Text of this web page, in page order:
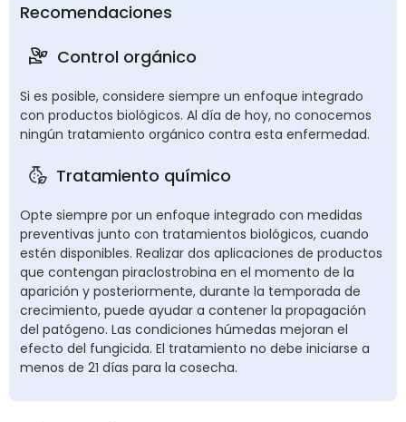
Recomendaciones
Control orgánico
Si es posible, considere siempre un enfoque integrado
con productos biológicos. Al día de hoy, no conocemos
ningún tratamiento orgánico contra esta enfermedad.
Tratamiento químico
Opte siempre por un enfoque integrado con medidas
preventivas junto con tratamientos biológicos, cuando
estén disponibles. Realizar dos aplicaciones de productos
que contengan piraclostrobina en el momento de la
aparición y posteriormente, durante la temporada de
crecimiento, puede ayudar a contener la propagación
del patógeno. Las condiciones húmedas mejoran el
efecto del fungicida. El tratamiento no debe iniciarse a
menos de 21 días para la cosecha.